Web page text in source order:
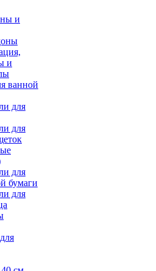
и
и
ванной
для
для
для
бумаги
для